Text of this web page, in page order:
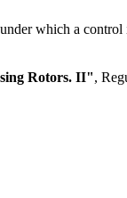
which a
Rotors. II",